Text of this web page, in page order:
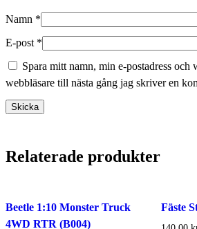
Namn *
E-post *
Spara mitt namn, min e-postadress och
webbläsare till nästa gång jag skriver en
Relaterade produkter
Beetle 1:10 Monster Truck
4WD RTR (B004)
Fäste